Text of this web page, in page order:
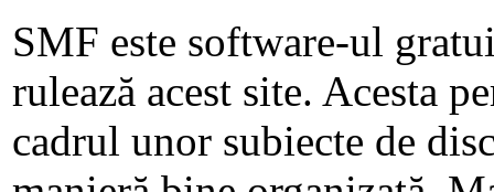
SMF este software-ul
rulează acest site. Acesta
cadrul unor subiecte de